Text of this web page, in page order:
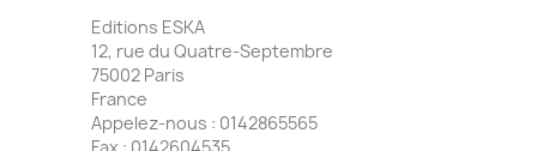
Editions ESKA
12, rue du Quatre-Septembre
75002 Paris
France
Appelez-nous : 0142865565
Fax : 0142604535